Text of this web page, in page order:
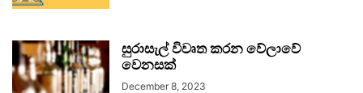
සුරාසැල් විවෘත කරන වේලාවේ
වෙනසක්
December 8, 2023